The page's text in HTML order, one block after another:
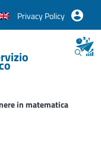
Privacy Policy
in matematica